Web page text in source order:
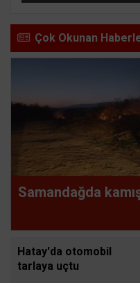
Çok Okunan
Samandağda
Hatay'da otomobil
tarlaya uçtu